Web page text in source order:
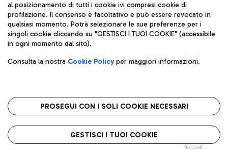
Codice fiscale e Registro delle Imprese di Roma 13032990155 P.
IVA 06572251004
Capitale sociale 62.224.743,00 int. vers.
Sede legale: Via Pier Paolo Racchetti 1 - 00054 Fiumicino (RM)
telefono +39 06 65951
Privacy policy
Note legali
Roma FCO
L'aeroporto stellato
al posizionamento di tutti i cookie ivi compresi cookie di
profilazione. Il consenso è facoltativo e può essere revocato in
qualsiasi momento. Potrà selezionare le sue preferenze per i
singoli cookie cliccando su "GESTISCI I TUOI COOKIE" (accessibile
in ogni momento dal sito).
Consulta la nostra Cookie Policyper maggiori informazioni.
PROSEGUI CON I SOLI COOKIE NECESSARI
GESTISCI I TUOI COOKIE